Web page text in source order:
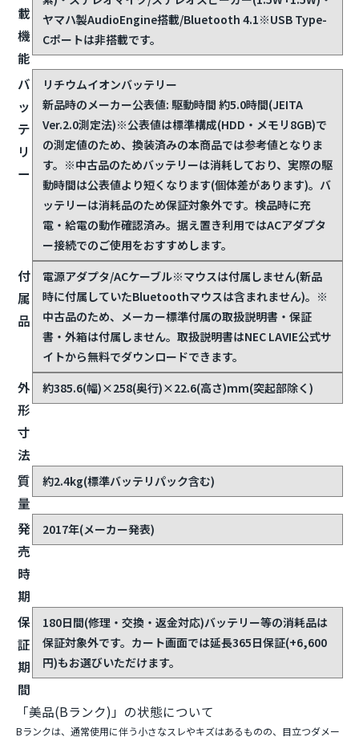
載
機
能
ヤマハ製AudioEngine搭載/Bluetooth 4.1※USB Type-
Cポートは非搭載です。
バ
ッ
テ
リ
ー
リチウムイオンバッテリー
新品時のメーカー公表値: 駆動時間 約5.0時間(JEITA
Ver.2.0測定法)※公表値は標準構成(HDD・メモリ8GB)で
の測定値のため、換装済みの本商品では参考値となりま
す。※中古品のためバッテリーは消耗しており、実際の駆
動時間は公表値より短くなります(個体差があります)。バ
ッテリーは消耗品のため保証対象外です。検品時に充
電・給電の動作確認済み。据え置き利用ではACアダプタ
ー接続でのご使用をおすすめします。
付
属
品
電源アダプタ/ACケーブル※マウスは付属しません(新品
時に付属していたBluetoothマウスは含まれません)。※
中古品のため、メーカー標準付属の取扱説明書・保証
書・外箱は付属しません。取扱説明書はNEC LAVIE公式サ
イトから無料でダウンロードできます。
外
形
寸
法
約385.6(幅)×258(奥行)×22.6(高さ)mm(突起部除く)
質
量
約2.4kg(標準バッテリパック含む)
発
売
時
期
2017年(メーカー発表)
保
証
期
間
180日間(修理・交換・返金対応)バッテリー等の消耗品は
保証対象外です。カート画面では延長365日保証(+6,600
円)もお選びいただけます。
「美品(Bランク)」の状態について
Bランクは、通常使用に伴う小さなスレやキズはあるものの、目立つダメー